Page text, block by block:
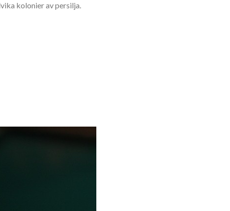
kolonier av persilja.